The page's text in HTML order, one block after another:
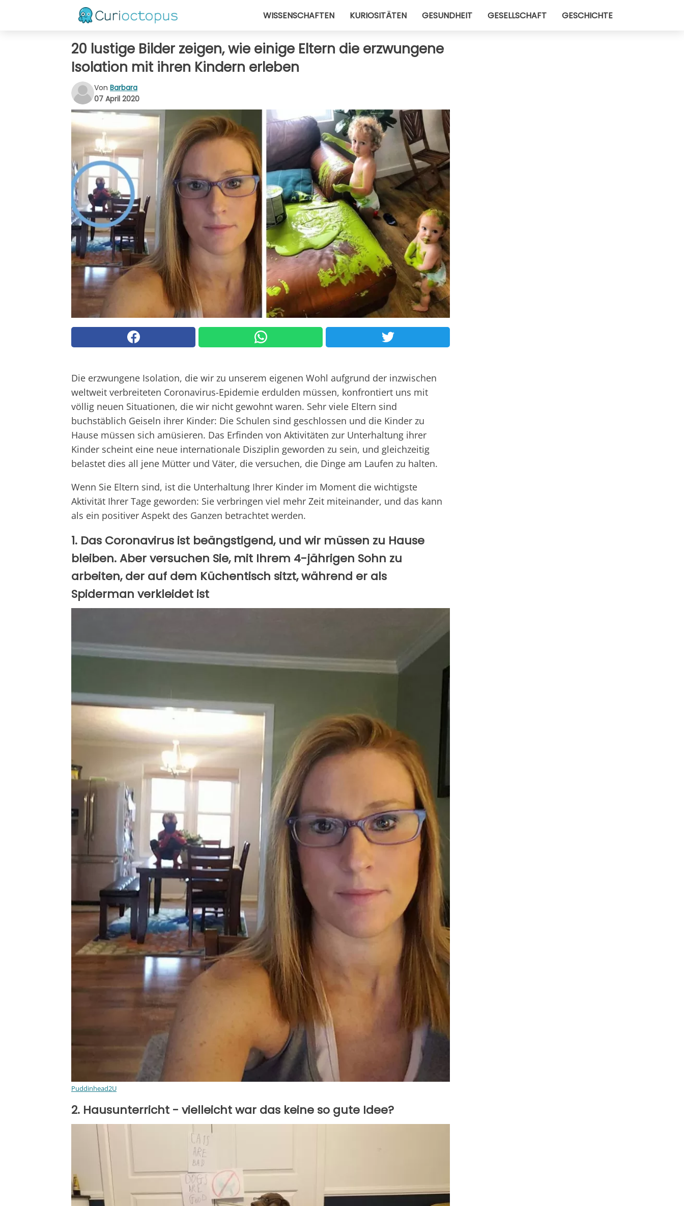
WISSENSCHAFTEN KURIOSITÄTEN GESUNDHEIT GESELLSCHAFT GESCHICHTE
20 lustige Bilder zeigen, wie einige Eltern die erzwungene
Isolation mit ihren Kindern erleben
Von Barbara
07 April 2020
Die erzwungene Isolation, die wir zu unserem eigenen Wohl aufgrund der inzwischen
weltweit verbreiteten Coronavirus-Epidemie erdulden müssen, konfrontiert uns mit
völlig neuen Situationen, die wir nicht gewohnt waren. Sehr viele Eltern sind
buchstäblich Geiseln ihrer Kinder: Die Schulen sind geschlossen und die Kinder zu
Hause müssen sich amüsieren. Das Erfinden von Aktivitäten zur Unterhaltung ihrer
Kinder scheint eine neue internationale Disziplin geworden zu sein, und gleichzeitig
belastet dies all jene Mütter und Väter, die versuchen, die Dinge am Laufen zu halten.
Wenn Sie Eltern sind, ist die Unterhaltung Ihrer Kinder im Moment die wichtigste
Aktivität Ihrer Tage geworden: Sie verbringen viel mehr Zeit miteinander, und das kann
als ein positiver Aspekt des Ganzen betrachtet werden.
1. Das Coronavirus ist beängstigend, und wir müssen zu Hause
bleiben. Aber versuchen Sie, mit Ihrem 4-jährigen Sohn zu
arbeiten, der auf dem Küchentisch sitzt, während er als
Spiderman verkleidet ist
Puddinhead2U
2. Hausunterricht - vielleicht war das keine so gute Idee?